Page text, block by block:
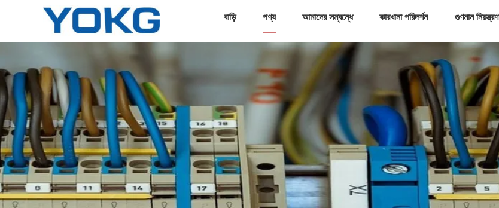
বাড়ি পণ্য আমাদের সম্বন্ধে কারখানা পরিদর্শন গুণমান নিয়ন্ত্রণ